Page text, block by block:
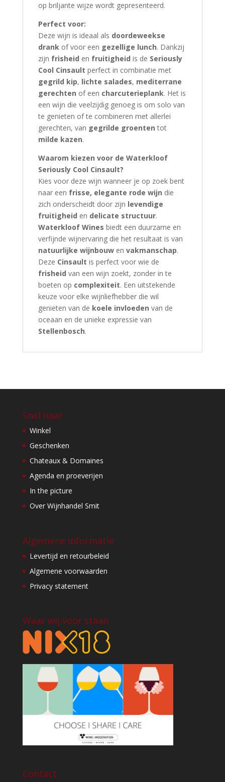
op briljante wijze wordt gepresenteerd.
Perfect voor:
Deze wijn is ideaal als doordeweekse
drankof voor een gezellige lunch. Dankzij
zijn frisheid en fruitigheid is de Seriously
Cool Cinsault perfect in combinatie met
gegrild kip, lichte salades, mediterrane
gerechten of een charcuterieplank. Het is
een wijn die veelzijdig genoeg is om solo van
te genieten of te combineren met allerlei
gerechten, van gegrilde groenten tot
milde kazen.
Waarom kiezen voor de Waterkloof
Seriously Cool Cinsault?
Kies voor deze wijn wanneer je op zoek bent
naar een frisse, elegante rode wijn die
zich onderscheidt door zijn levendige
fruitigheid en delicate structuur.
Waterkloof Wines biedt een duurzame en
verfijnde wijnervaring die het resultaat is van
natuurlijke wijnbouwen vakmanschap.
Deze Cinsault is perfect voor wie de
frisheid van een wijn zoekt, zonder in te
boeten op complexiteit. Een uitstekende
keuze voor elke wijnliefhebber die wil
genieten van de koele invloeden van de
oceaan en de unieke expressie van
Stellenbosch.
Snel naar
Winkel
Geschenken
Chateaux & Domaines
Agenda en proeverijen
In the picture
Over Wijnhandel Smit
Algemene informatie
Levertijd en retourbeleid
Algemene voorwaarden
Privacy statement
Waar wij voor staan
Contact